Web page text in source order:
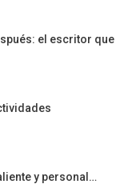
el escritor que
y personal…